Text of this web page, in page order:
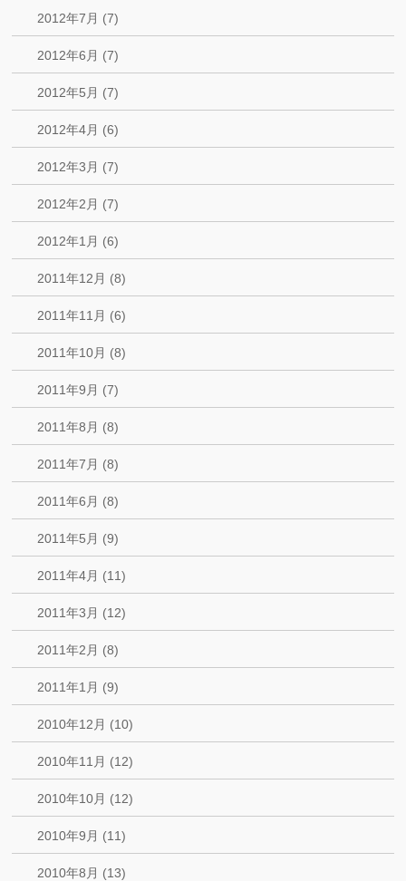
2012年7月 (7)
2012年6月 (7)
2012年5月 (7)
2012年4月 (6)
2012年3月 (7)
2012年2月 (7)
2012年1月 (6)
2011年12月 (8)
2011年11月 (6)
2011年10月 (8)
2011年9月 (7)
2011年8月 (8)
2011年7月 (8)
2011年6月 (8)
2011年5月 (9)
2011年4月 (11)
2011年3月 (12)
2011年2月 (8)
2011年1月 (9)
2010年12月 (10)
2010年11月 (12)
2010年10月 (12)
2010年9月 (11)
2010年8月 (13)